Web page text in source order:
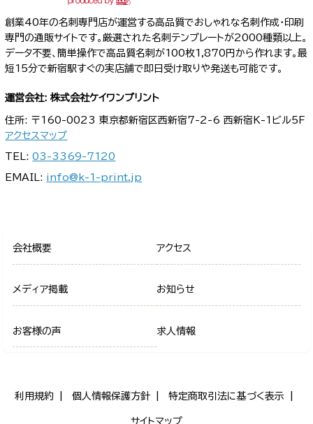
創業40年の名刺専門店が運営する高品質でおしゃれな名刺作成・印刷
専門の通販サイトです。厳選された名刺テンプレートが2000種類以上。
データ不要、簡単操作で高品質名刺が100枚1,870円から作れます。最
短15分で新宿駅すぐの実店舗で即日受け取りや発送も可能です。
運営会社: 株式会社ケイワンプリント
住所: 〒160-0023 東京都新宿区西新宿7-2-6 西新宿K-1ビル5F
アクセスマップ
TEL:03-3369-7120
EMAIL: info@k-1-print.jp
会社概要 アクセス
メディア掲載 お知らせ
お客様の声 求人情報
利用規約 個人情報保護方針 特定商取引法に基づく表示
サイトマップ